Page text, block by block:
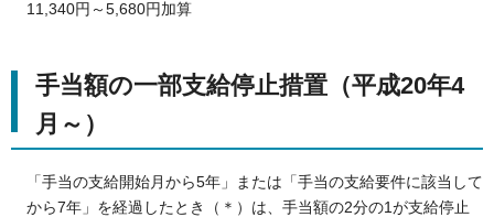
11,340円～5,680円加算
手当額の一部支給停止措置（平成20年4
月～）
「手当の支給開始月から5年」または「手当の支給要件に該当して
から7年」を経過したとき（＊）は、手当額の2分の1が支給停止